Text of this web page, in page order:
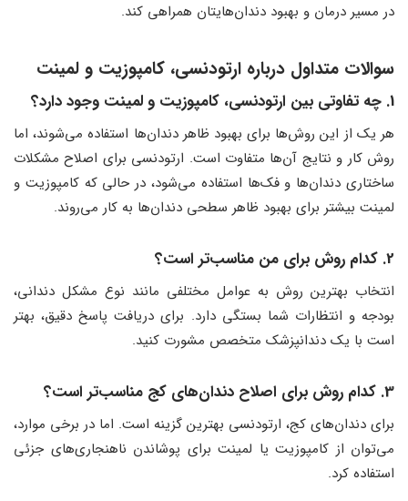
در مسیر درمان و بهبود دندان‌هایتان همراهی کند.
سوالات متداول درباره ارتودنسی، کامپوزیت و لمینت
1. چه تفاوتی بین ارتودنسی، کامپوزیت و لمینت وجود دارد؟
هر یک از این روش‌ها برای بهبود ظاهر دندان‌ها استفاده می‌شوند، اما
روش کار و نتایج آن‌ها متفاوت است. ارتودنسی برای اصلاح مشکلات
ساختاری دندان‌ها و فک‌ها استفاده می‌شود، در حالی که کامپوزیت و
لمینت بیشتر برای بهبود ظاهر سطحی دندان‌ها به کار می‌روند.
2. کدام روش برای من مناسب‌تر است؟
انتخاب بهترین روش به عوامل مختلفی مانند نوع مشکل دندانی،
بودجه و انتظارات شما بستگی دارد. برای دریافت پاسخ دقیق، بهتر
است با یک دندانپزشک متخصص مشورت کنید.
3. کدام روش برای اصلاح دندان‌های کج مناسب‌تر است؟
برای دندان‌های کج، ارتودنسی بهترین گزینه است. اما در برخی موارد،
می‌توان از کامپوزیت یا لمینت برای پوشاندن ناهنجاری‌های جزئی
استفاده کرد.